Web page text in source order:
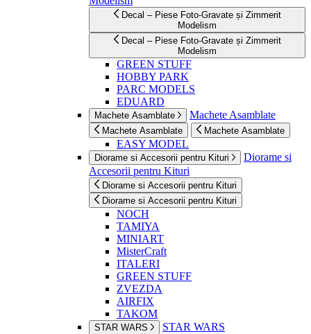
Decal – Piese Foto-Gravate și Zimmerit
Modelism
Decal – Piese Foto-Gravate și Zimmerit
Modelism
GREEN STUFF
HOBBY PARK
PARC MODELS
EDUARD
Machete Asamblate Machete Asamblate
Machete Asamblate Machete Asamblate
EASY MODEL
Diorame si Accesorii pentru Kituri
Diorame si
Accesorii pentru Kituri
Diorame si Accesorii pentru Kituri
Diorame si Accesorii pentru Kituri
NOCH
TAMIYA
MINIART
MisterCraft
ITALERI
GREEN STUFF
ZVEZDA
AIRFIX
TAKOM
STAR WARS STAR WARS